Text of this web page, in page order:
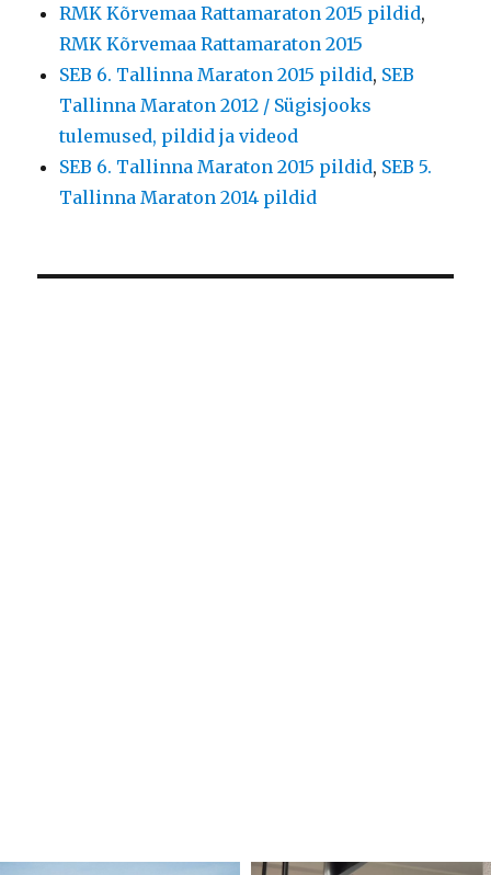
RMK Kõrvemaa Rattamaraton 2015 pildid,
RMK Kõrvemaa Rattamaraton 2015
SEB 6. Tallinna Maraton 2015 pildid, SEB
Tallinna Maraton 2012 / Sügisjooks
tulemused, pildid ja videod
SEB 6. Tallinna Maraton 2015 pildid, SEB 5.
Tallinna Maraton 2014 pildid